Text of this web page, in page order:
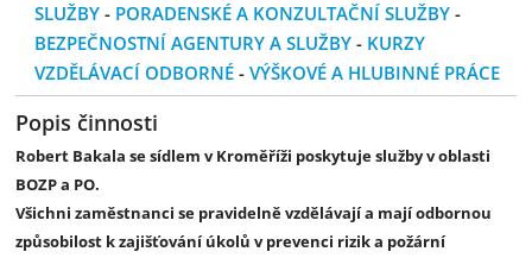
SLUŽBY - PORADENSKÉ A KONZULTAČNÍ SLUŽBY -
BEZPEČNOSTNÍ AGENTURY A SLUŽBY - KURZY
VZDĚLÁVACÍ ODBORNÉ -VÝŠKOVÉ A HLUBINNÉ PRÁCE
Popis činnosti
Robert Bakala se sídlem v Kroměříži poskytuje služby v oblasti
BOZP a PO.
Všichni zaměstnanci se pravidelně vzdělávají a mají odbornou
způsobilost k zajišťování úkolů v prevenci rizik a požární